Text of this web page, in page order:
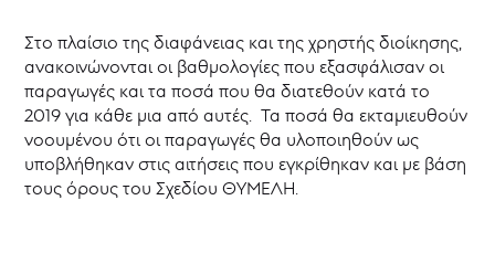
Στο πλαίσιο της διαφάνειας και της χρηστής διοίκησης,
ανακοινώνονται οι βαθμολογίες που εξασφάλισαν οι
παραγωγές και τα ποσά που θα διατεθούν κατά το
2019 για κάθε μια από αυτές. Τα ποσά θα εκταμιευθούν
νοουμένου ότι οι παραγωγές θα υλοποιηθούν ως
υποβλήθηκαν στις αιτήσεις που εγκρίθηκαν και με βάση
τους όρους του Σχεδίου ΘΥΜΕΛΗ.
Νέα